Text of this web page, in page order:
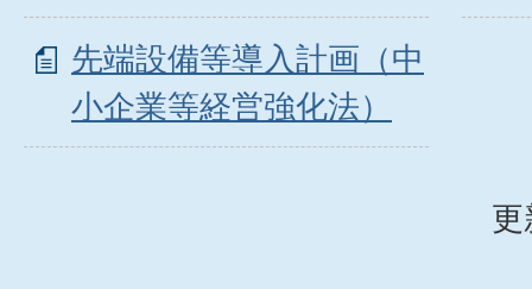
先端設備等導入計画（中
小企業等経営強化法）